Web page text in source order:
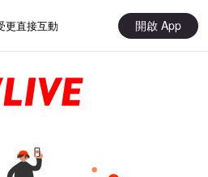
更直接互動 開啟 App